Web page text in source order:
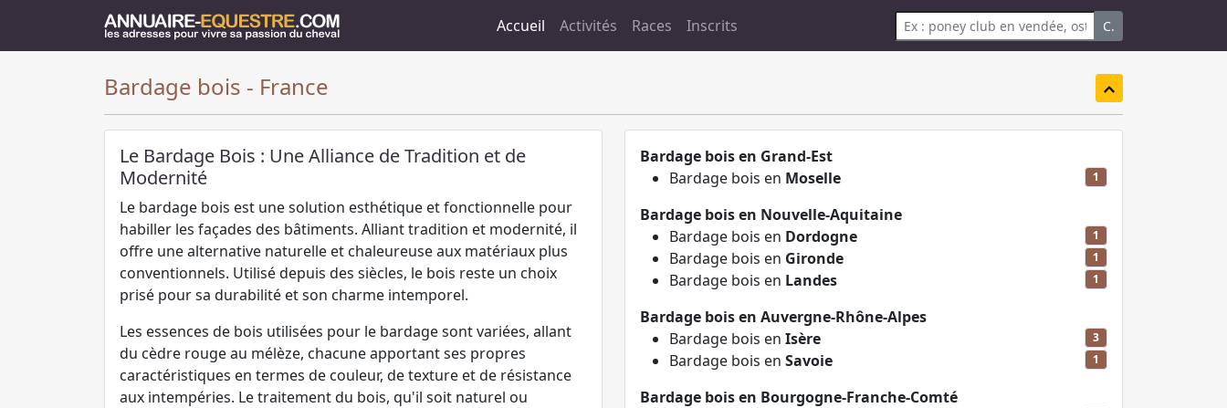
Accueil Activités Races Inscrits C.
Bardage bois - France
Le Bardage Bois : Une Alliance de Tradition et de
Modernité
Le bardage bois est une solution esthétique et fonctionnelle pour
habiller les façades des bâtiments. Alliant tradition et modernité, il
offre une alternative naturelle et chaleureuse aux matériaux plus
conventionnels. Utilisé depuis des siècles, le bois reste un choix
prisé pour sa durabilité et son charme intemporel.
Les essences de bois utilisées pour le bardage sont variées, allant
du cèdre rouge au mélèze, chacune apportant ses propres
caractéristiques en termes de couleur, de texture et de résistance
aux intempéries. Le traitement du bois, qu'il soit naturel ou
Bardage bois en Grand-Est
Bardage bois en Moselle 1
Bardage bois en Nouvelle-Aquitaine
Bardage bois en Dordogne 1
Bardage bois en Gironde 1
Bardage bois en Landes 1
Bardage bois en Auvergne-Rhône-Alpes
Bardage bois en Isère 3
Bardage bois en Savoie 1
Bardage bois en Bourgogne-Franche-Comté